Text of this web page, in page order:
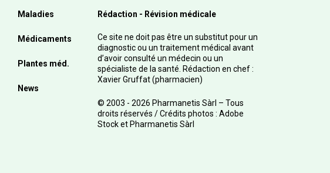
Maladies
Médicaments
Plantes méd.
News
Rédaction - Révision médicale
Ce site ne doit pas être un substitut pour un
diagnostic ou un traitement médical avant
d’avoir consulté un médecin ou un
spécialiste de la santé. Rédaction en chef :
Xavier Gruffat (pharmacien)
© 2003 - 2026 Pharmanetis Sàrl – Tous
droits réservés / Crédits photos : Adobe
Stock et Pharmanetis Sàrl